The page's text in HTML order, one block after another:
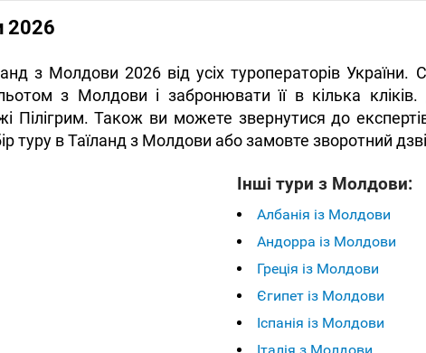
2026
з Молдови 2026 від усіх туроператорів
з Молдови і забронювати її в кілька
Пілігрим. Також ви можете звернутися до
туру в Таїланд з Молдови або замовте зворотний
Інші тури з Молдови:
Албанія із Молдови
Андорра із Молдови
Греція із Молдови
Єгипет із Молдови
Іспанія із Молдови